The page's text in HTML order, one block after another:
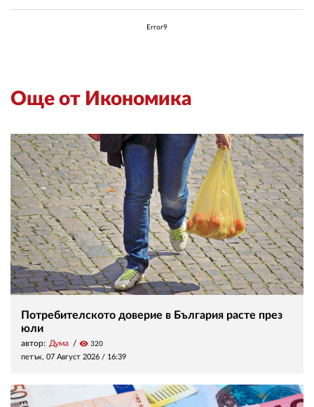
Error9
Още от Икономика
Потребителското доверие в България расте през
юли
автор: Дума visibility 320
петък, 07 Август 2026 / 16:39